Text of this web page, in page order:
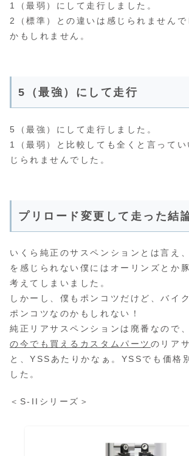
1（最弱）にして走行しました。
2（標準）との違いは感じられませんで
かもしれません。
5（最強）にして走行
5（最強）にして走行しました。
1（最弱）と比較しても全くと言ってい
じられませんでした。
プリロード変更して走った結
いくら純正のサスペンションとは言え
を感じられない僕にはオーリンズとか
考えてしまいました。
しかーし、僕もポンコツだけど、バイ
ポンコツなのかもしれない！
純正リアサスペンションは廃番なので
の今でも買えるカスタムパーツ のリア
と、YSSあたりかなぁ。YSSでも価格
した。
＜S-IIシリーズ＞